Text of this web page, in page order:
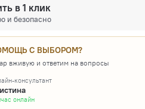
в 1 клик
и безопасно
С ВЫБОРОМ?
вживую и ответим на вопросы
консультант
онлайн